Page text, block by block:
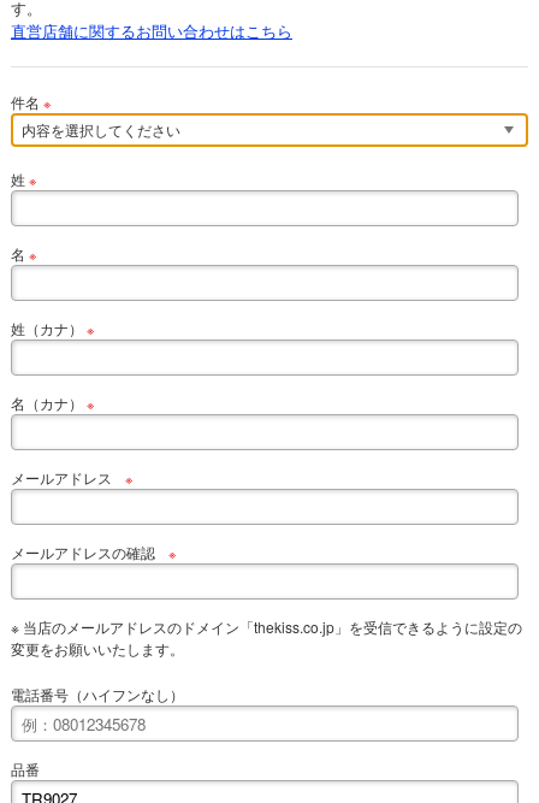
す。
直営店舗に関するお問い合わせはこちら
件名 ※
姓 ※
名 ※
姓（カナ） ※
名（カナ） ※
メールアドレス ※
メールアドレスの確認※
※ 当店のメールアドレスのドメイン「thekiss.co.jp」を受信できるように設定の
変更をお願いいたします。
電話番号（ハイフンなし）
品番